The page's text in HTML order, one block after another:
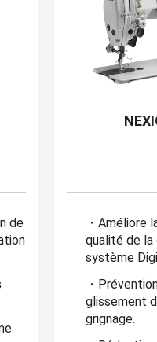
de
・Améliore
qualité de la
système
・
glissement
grignage.